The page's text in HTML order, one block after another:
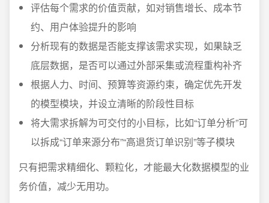
评估每个需求的价值贡献，如对销售增长、成本节
约、用户体验提升的影响
分析现有的数据是否能支撑该需求实现，如果缺乏
底层数据，是否可以通过外部采集或流程重构补齐
根据人力、时间、预算等资源约束，确定优先开发
的模型模块，并设立清晰的阶段性目标
将大需求拆解为可交付的小目标，比如“订单分析”可
以拆成“订单来源分布”“高退货订单识别”等子模块
只有把需求精细化、颗粒化，才能最大化数据模型的业
务价值，减少无用功。